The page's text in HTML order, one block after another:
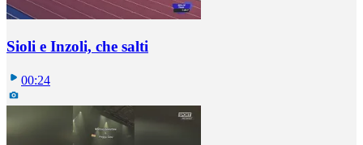
Sioli e Inzoli, che salti
00:24